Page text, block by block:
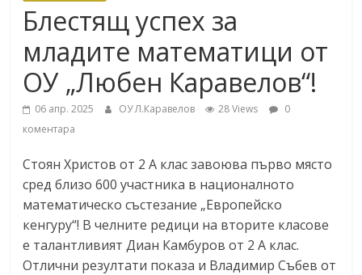
Блестящ успех за
младите математици от
ОУ „Любен Каравелов“!
06 апр. 2025 ОУ Л.Каравелов 28 Views
0
коментара
Стоян Христов от 2 А клас завоюва първо място
сред близо 600 участника в националното
математическо състезание „Европейско
кенгуру“! В челните редици на вторите класове
е талантливият Диан Камбуров от 2 А клас.
Отлични резултати показа и Владимир Събев от